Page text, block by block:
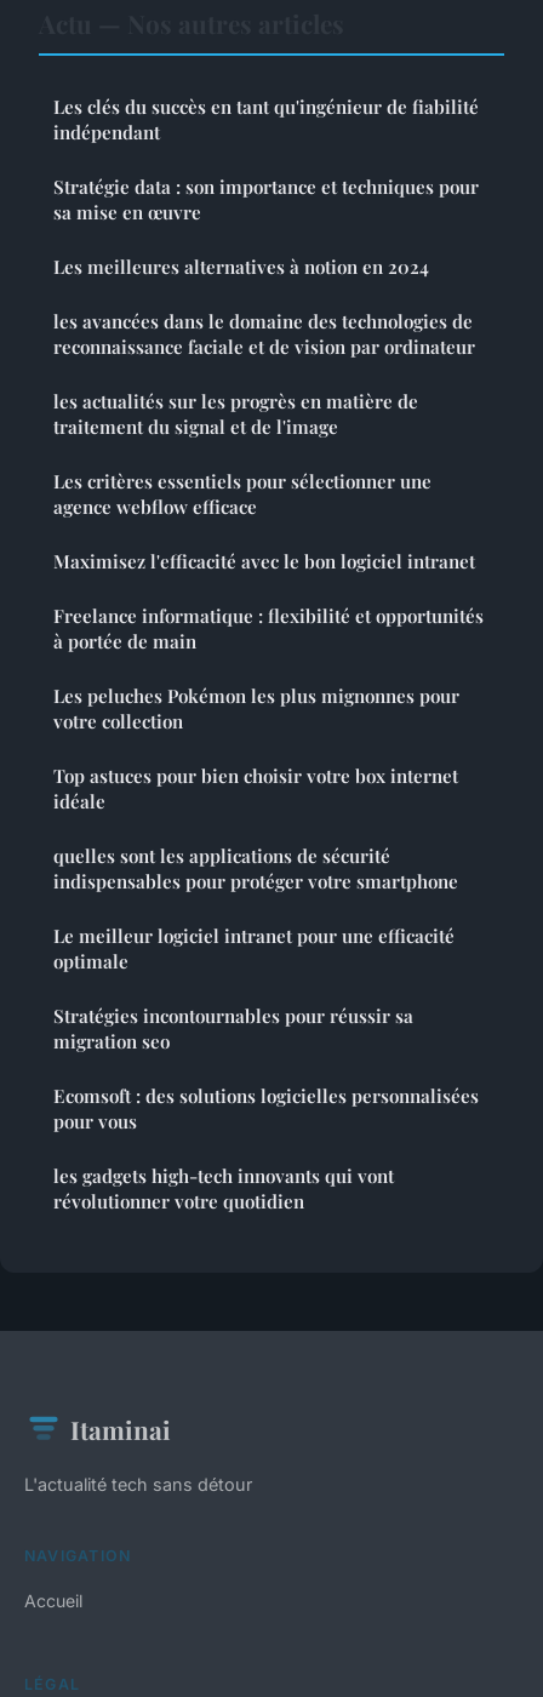
Les clés du succès en tant qu'ingénieur de fiabilité
indépendant
Stratégie data : son importance et techniques pour
sa mise en œuvre
Les meilleures alternatives à notion en 2024
les avancées dans le domaine des technologies de
reconnaissance faciale et de vision par ordinateur
les actualités sur les progrès en matière de
traitement du signal et de l'image
Les critères essentiels pour sélectionner une
agence webflow efficace
Maximisez l'efficacité avec le bon logiciel intranet
Freelance informatique : flexibilité et opportunités
à portée de main
Les peluches Pokémon les plus mignonnes pour
votre collection
Top astuces pour bien choisir votre box internet
idéale
quelles sont les applications de sécurité
indispensables pour protéger votre smartphone
Le meilleur logiciel intranet pour une efficacité
optimale
Stratégies incontournables pour réussir sa
migration seo
Ecomsoft : des solutions logicielles personnalisées
pour vous
les gadgets high-tech innovants qui vont
révolutionner votre quotidien
Itaminai
L'actualité tech sans détour
NAVIGATION
Accueil
LÉGAL